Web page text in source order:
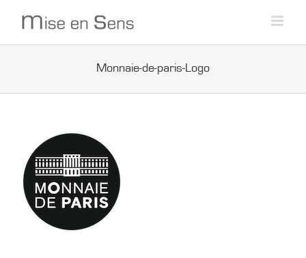
Monnaie-de-paris-Logo